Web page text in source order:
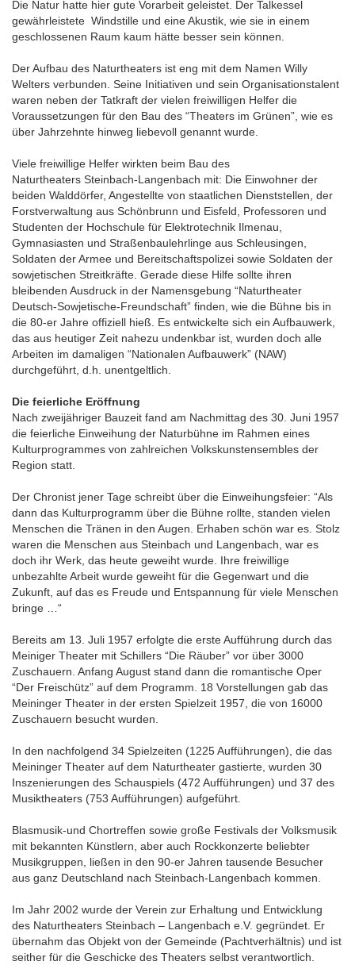
Die Natur hatte hier gute Vorarbeit geleistet. Der Talkessel
gewährleistete Windstille und eine Akustik, wie sie in einem
geschlossenen Raum kaum hätte besser sein können.
Der Aufbau des Naturtheaters ist eng mit dem Namen Willy
Welters verbunden. Seine Initiativen und sein Organisationstalent
waren neben der Tatkraft der vielen freiwilligen Helfer die
Voraussetzungen für den Bau des “Theaters im Grünen”, wie es
über Jahrzehnte hinweg liebevoll genannt wurde.
Viele freiwillige Helfer wirkten beim Bau des
Naturtheaters Steinbach-Langenbach mit: Die Einwohner der
beiden Walddörfer, Angestellte von staatlichen Dienststellen, der
Forstverwaltung aus Schönbrunn und Eisfeld, Professoren und
Studenten der Hochschule für Elektrotechnik Ilmenau,
Gymnasiasten und Straßenbaulehrlinge aus Schleusingen,
Soldaten der Armee und Bereitschaftspolizei sowie Soldaten der
sowjetischen Streitkräfte. Gerade diese Hilfe sollte ihren
bleibenden Ausdruck in der Namensgebung “Naturtheater
Deutsch-Sowjetische-Freundschaft” finden, wie die Bühne bis in
die 80-er Jahre offiziell hieß. Es entwickelte sich ein Aufbauwerk,
das aus heutiger Zeit nahezu undenkbar ist, wurden doch alle
Arbeiten im damaligen “Nationalen Aufbauwerk” (NAW)
durchgeführt, d.h. unentgeltlich.
Die feierliche Eröffnung
Nach zweijähriger Bauzeit fand am Nachmittag des 30. Juni 1957
die feierliche Einweihung der Naturbühne im Rahmen eines
Kulturprogrammes von zahlreichen Volkskunstensembles der
Region statt.
Der Chronist jener Tage schreibt über die Einweihungsfeier: “Als
dann das Kulturprogramm über die Bühne rollte, standen vielen
Menschen die Tränen in den Augen. Erhaben schön war es. Stolz
waren die Menschen aus Steinbach und Langenbach, war es
doch ihr Werk, das heute geweiht wurde. Ihre freiwillige
unbezahlte Arbeit wurde geweiht für die Gegenwart und die
Zukunft, auf das es Freude und Entspannung für viele Menschen
bringe …“
Bereits am 13. Juli 1957 erfolgte die erste Aufführung durch das
Meiniger Theater mit Schillers “Die Räuber” vor über 3000
Zuschauern. Anfang August stand dann die romantische Oper
“Der Freischütz” auf dem Programm. 18 Vorstellungen gab das
Meininger Theater in der ersten Spielzeit 1957, die von 16000
Zuschauern besucht wurden.
In den nachfolgend 34 Spielzeiten (1225 Aufführungen), die das
Meininger Theater auf dem Naturtheater gastierte, wurden 30
Inszenierungen des Schauspiels (472 Aufführungen) und 37 des
Musiktheaters (753 Aufführungen) aufgeführt.
Blasmusik-und Chortreffen sowie große Festivals der Volksmusik
mit bekannten Künstlern, aber auch Rockkonzerte beliebter
Musikgruppen, ließen in den 90-er Jahren tausende Besucher
aus ganz Deutschland nach Steinbach-Langenbach kommen.
Im Jahr 2002 wurde der Verein zur Erhaltung und Entwicklung
des Naturtheaters Steinbach – Langenbach e.V. gegründet. Er
übernahm das Objekt von der Gemeinde (Pachtverhältnis) und ist
seither für die Geschicke des Theaters selbst verantwortlich.